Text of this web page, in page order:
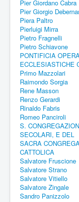
Pier Giordano Cabra
Pier Giorgio
Piera Paltro
Pierluigi Mirra
Pietro Fragnelli
Pietro Schiavone
PONTIFICIA
ECCLESIASTICHE
Primo Mazzolari
Raimondo Sorgia
Rene Masson
Renzo Gerardi
Rinaldo Fabris
Romeo Panciroli
S.
SECOLARI, E DEL
SACRA
CATTOLICA
Salvatore Fruscione
Salvatore Strano
Salvatore Vitiello
Salvatore Zingale
Sandro Panizzolo